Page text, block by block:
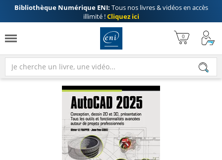
Bibliothèque Numérique ENI: Tous nos livres & vidéos en accès
illimité !Cliquez ici